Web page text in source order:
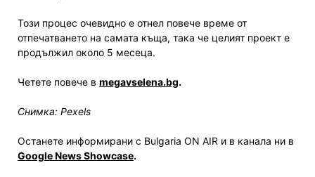
Този процес очевидно е отнел повече време от
отпечатването на самата къща, така че целият проект е
продължил около 5 месеца.
Четете повече в megavselena.bg.
Снимка: Pexels
Останете информирани с Bulgaria ON AIR и в канала ни в
Google News Showcase.